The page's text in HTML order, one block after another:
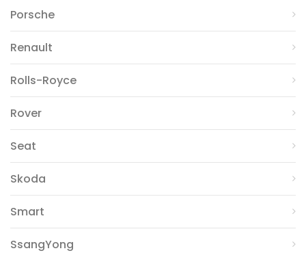
Porsche
Renault
Rolls-Royce
Rover
Seat
Skoda
Smart
SsangYong